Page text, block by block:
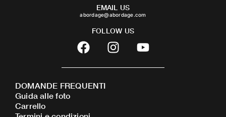
EMAIL US
abordage@abordage.com
FOLLOW US
F
a
c
b
I
n
s
Y
o
u
DOMANDE FREQUENTI
Guida alle foto
Carrello